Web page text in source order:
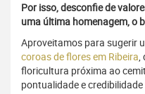
Por isso, desconfie de
uma última homenagem, o
Aproveitamos para sugerir
coroas de flores em Ribeira,
floricultura próxima ao
pontualidade e